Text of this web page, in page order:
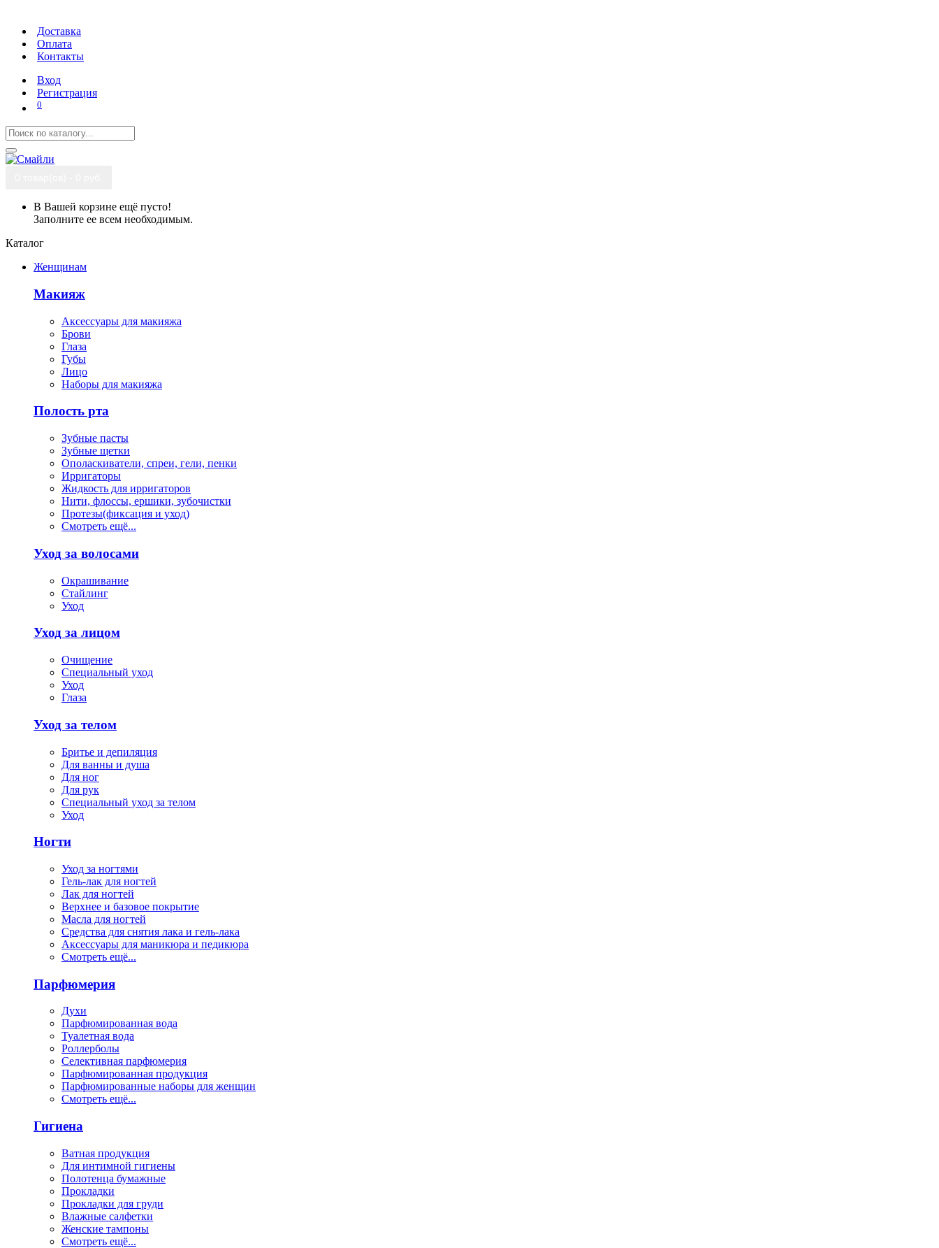
Доставка
Оплата
Контакты
Вход
Регистрация
0
В Вашей корзине ещё пусто!
Заполните ее всем необходимым.
Каталог
Женщинам
Макияж
Аксессуары для макияжа
Брови
Глаза
Губы
Лицо
Наборы для макияжа
Полость рта
Зубные пасты
Зубные щетки
Ополаскиватели, спреи, гели, пенки
Ирригаторы
Жидкость для ирригаторов
Нити, флоссы, ершики, зубочистки
Протезы(фиксация и уход)
Смотреть ещё...
Уход за волосами
Окрашивание
Стайлинг
Уход
Уход за лицом
Очищение
Специальный уход
Уход
Глаза
Уход за телом
Бритье и депиляция
Для ванны и душа
Для ног
Для рук
Специальный уход за телом
Уход
Ногти
Уход за ногтями
Гель-лак для ногтей
Лак для ногтей
Верхнее и базовое покрытие
Масла для ногтей
Средства для снятия лака и гель-лака
Аксессуары для маникюра и педикюра
Смотреть ещё...
Парфюмерия
Духи
Парфюмированная вода
Туалетная вода
Роллерболы
Селективная парфюмерия
Парфюмированная продукция
Парфюмированные наборы для женщин
Смотреть ещё...
Гигиена
Ватная продукция
Для интимной гигиены
Полотенца бумажные
Прокладки
Прокладки для груди
Влажные салфетки
Женские тампоны
Смотреть ещё...